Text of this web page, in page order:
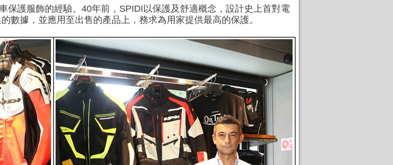
保護服飾的經驗。40年前，SPIDI以保護及舒適概念，設計史上首對電
數據，並應用至出售的產品上，務求為用家提供最高的保護。